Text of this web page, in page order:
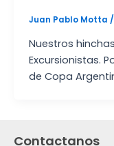
Juan Pablo Motta /
Nuestros
Excursionistas.
de Copa
Contactanos